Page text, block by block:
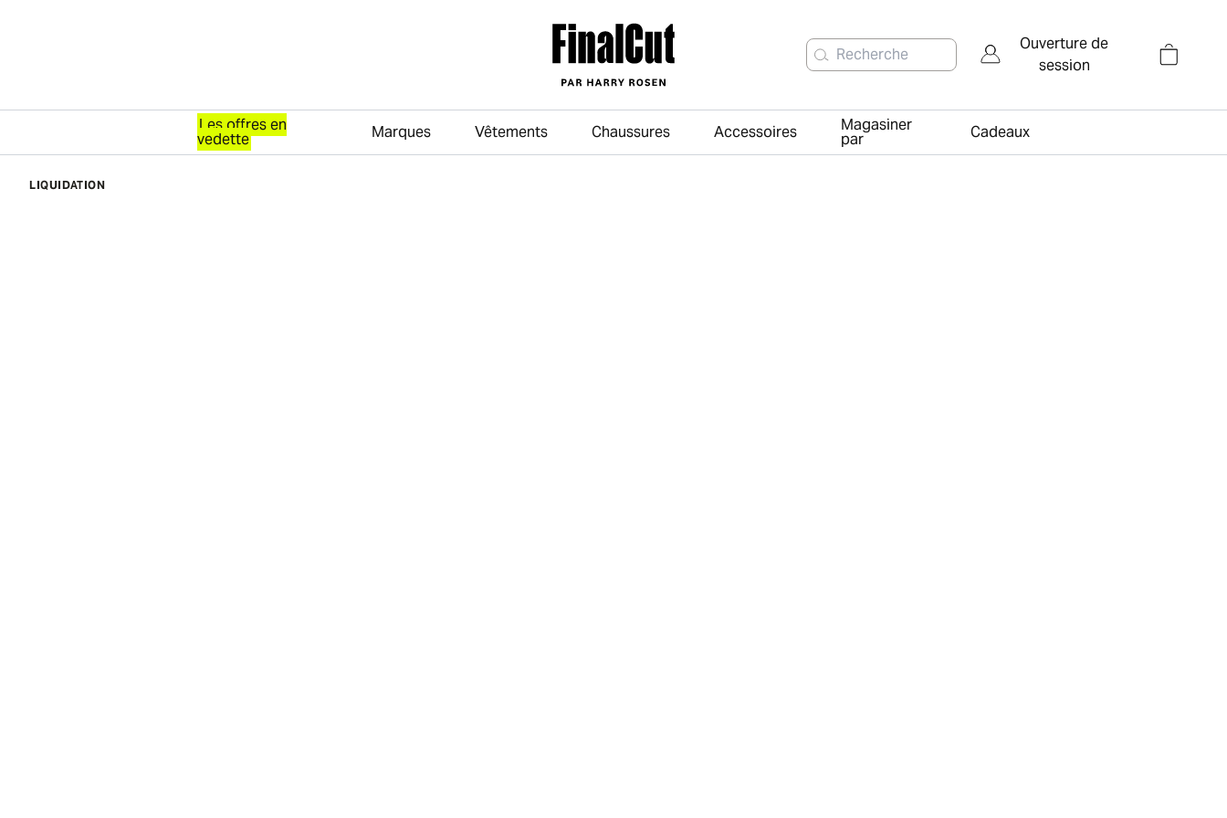
Recherche
Ouverture de
session
Passer au contenu principal
Les offres en
vedette Marques Vêtements Chaussures Accessoires Magasiner
par
Cadeaux
LIQUIDATION